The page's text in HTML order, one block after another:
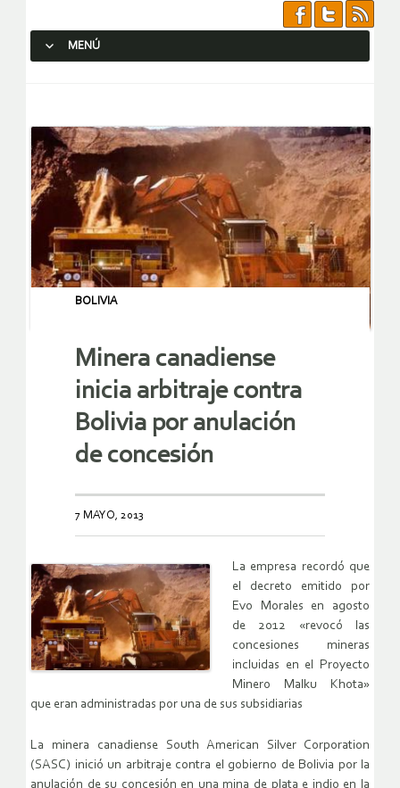
MENÚ
BOLIVIA
Minera canadiense
inicia arbitraje contra
Bolivia por anulación
de concesión
7 MAYO, 2013
La empresa recordó que
el decreto emitido por
Evo Morales en agosto
de 2012 «revocó las
concesiones mineras
incluidas en el Proyecto
Minero Malku Khota»
que eran administradas por una de sus subsidiarias
La minera canadiense South American Silver Corporation
(SASC) inició un arbitraje contra el gobierno de Bolivia por la
anulación de su concesión en una mina de plata e indio en la